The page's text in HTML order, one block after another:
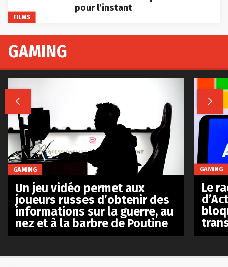
FILMS
pour l’instant
GAMING
 
GAMING
Un jeu vidéo permet aux
joueurs russes d’obtenir des
informations sur la guerre, au
nez et à la barbre de Poutine
GAMING
Le